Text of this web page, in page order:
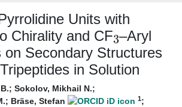
Units with
Chirality and CF
3
–Aryl
on Secondary Structures
in Solution
; Sokolov, Mikhail N.;
; Bräse, Stefan 1;